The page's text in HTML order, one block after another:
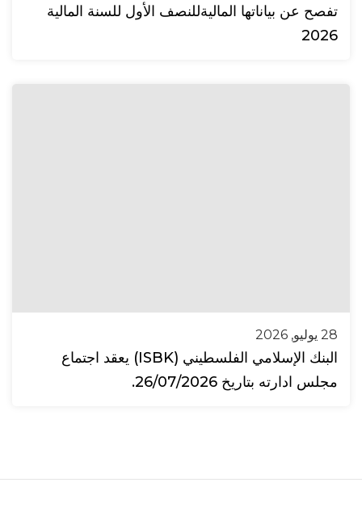
تفصح عن بياناتها الماليةللنصف الأول للسنة المالية
2026
28 يوليو, 2026
البنك الإسلامي الفلسطيني (ISBK) يعقد اجتماع
مجلس ادارته بتاريخ 26/07/2026.